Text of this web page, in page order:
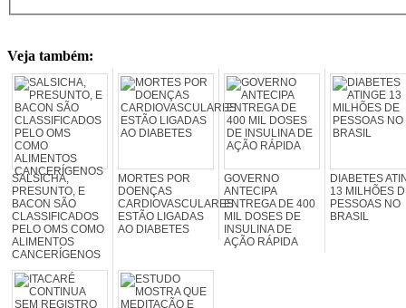
Veja também:
SALSICHA,
PRESUNTO, E
BACON SÃO
CLASSIFICADOS
PELO OMS COMO
ALIMENTOS
CANCERÍGENOS
MORTES POR
DOENÇAS
CARDIOVASCULARES
ESTÃO LIGADAS
AO DIABETES
GOVERNO
ANTECIPA
ENTREGA DE 400
MIL DOSES DE
INSULINA DE
AÇÃO RÁPIDA
DIABETES
13 MILHÕES
PESSOAS NO
BRASIL